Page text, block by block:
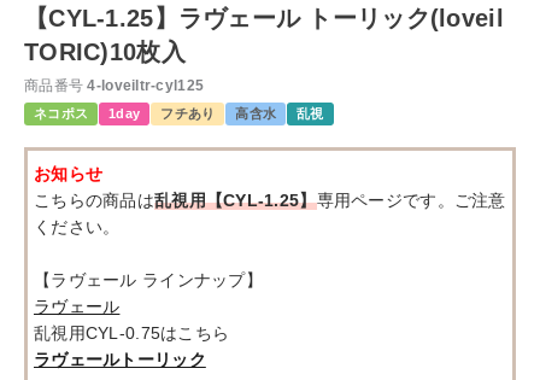
【CYL-1.25】ラヴェール トーリック(loveil
TORIC)10枚入
商品番号 4-loveiltr-cyl125
ネコポス 1day フチあり 高含水 乱視
お知らせ
こちらの商品は乱視用【CYL-1.25】専用ページです。ご注意
ください。
【ラヴェール ラインナップ】
ラヴェール
乱視用CYL-0.75はこちら
ラヴェールトーリック